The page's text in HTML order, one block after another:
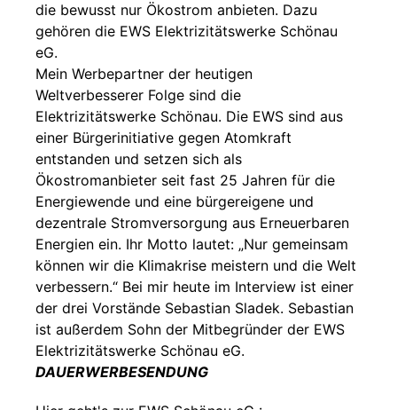
die bewusst nur Ökostrom anbieten. Dazu
gehören die EWS Elektrizitätswerke Schönau
eG.
Mein Werbepartner der heutigen
Weltverbesserer Folge sind die
Elektrizitätswerke Schönau. Die EWS sind aus
einer Bürgerinitiative gegen Atomkraft
entstanden und setzen sich als
Ökostromanbieter seit fast 25 Jahren für die
Energiewende und eine bürgereigene und
dezentrale Stromversorgung aus Erneuerbaren
Energien ein. Ihr Motto lautet: „Nur gemeinsam
können wir die Klimakrise meistern und die Welt
verbessern.“ Bei mir heute im Interview ist einer
der drei Vorstände Sebastian Sladek. Sebastian
ist außerdem Sohn der Mitbegründer der EWS
Elektrizitätswerke Schönau eG.
DAUERWERBESENDUNG